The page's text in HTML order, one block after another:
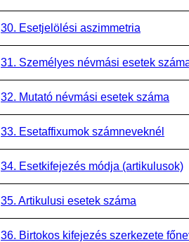
30. Esetjelölési aszimmetria
31. Személyes névmási esetek
32. Mutató névmási esetek száma
33. Esetaffixumok számneveknél
34. Esetkifejezés módja (artikulusok)
35. Artikulusi esetek száma
36. Birtokos kifejezés szerkezete